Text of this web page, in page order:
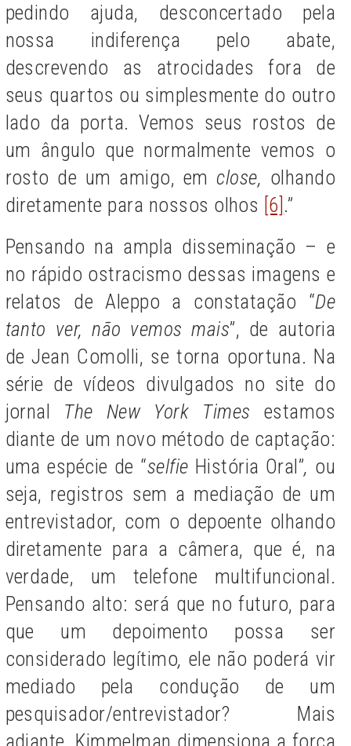
pedindo ajuda, desconcertado pela
nossa indiferença pelo abate,
descrevendo as atrocidades fora de
seus quartos ou simplesmente do outro
lado da porta. Vemos seus rostos de
um ângulo que normalmente vemos o
rosto de um amigo, em close, olhando
diretamente para nossos olhos [6].”
Pensando na ampla disseminação – e
no rápido ostracismo dessas imagens e
relatos de Aleppo a constatação “De
tanto ver, não vemos mais”, de autoria
de Jean Comolli, se torna oportuna. Na
série de vídeos divulgados no site do
jornal The New York Times estamos
diante de um novo método de captação:
uma espécie de “selfie História Oral”, ou
seja, registros sem a mediação de um
entrevistador, com o depoente olhando
diretamente para a câmera, que é, na
verdade, um telefone multifuncional.
Pensando alto: será que no futuro, para
que um depoimento possa ser
considerado legítimo, ele não poderá vir
mediado pela condução de um
pesquisador/entrevistador?
Mais